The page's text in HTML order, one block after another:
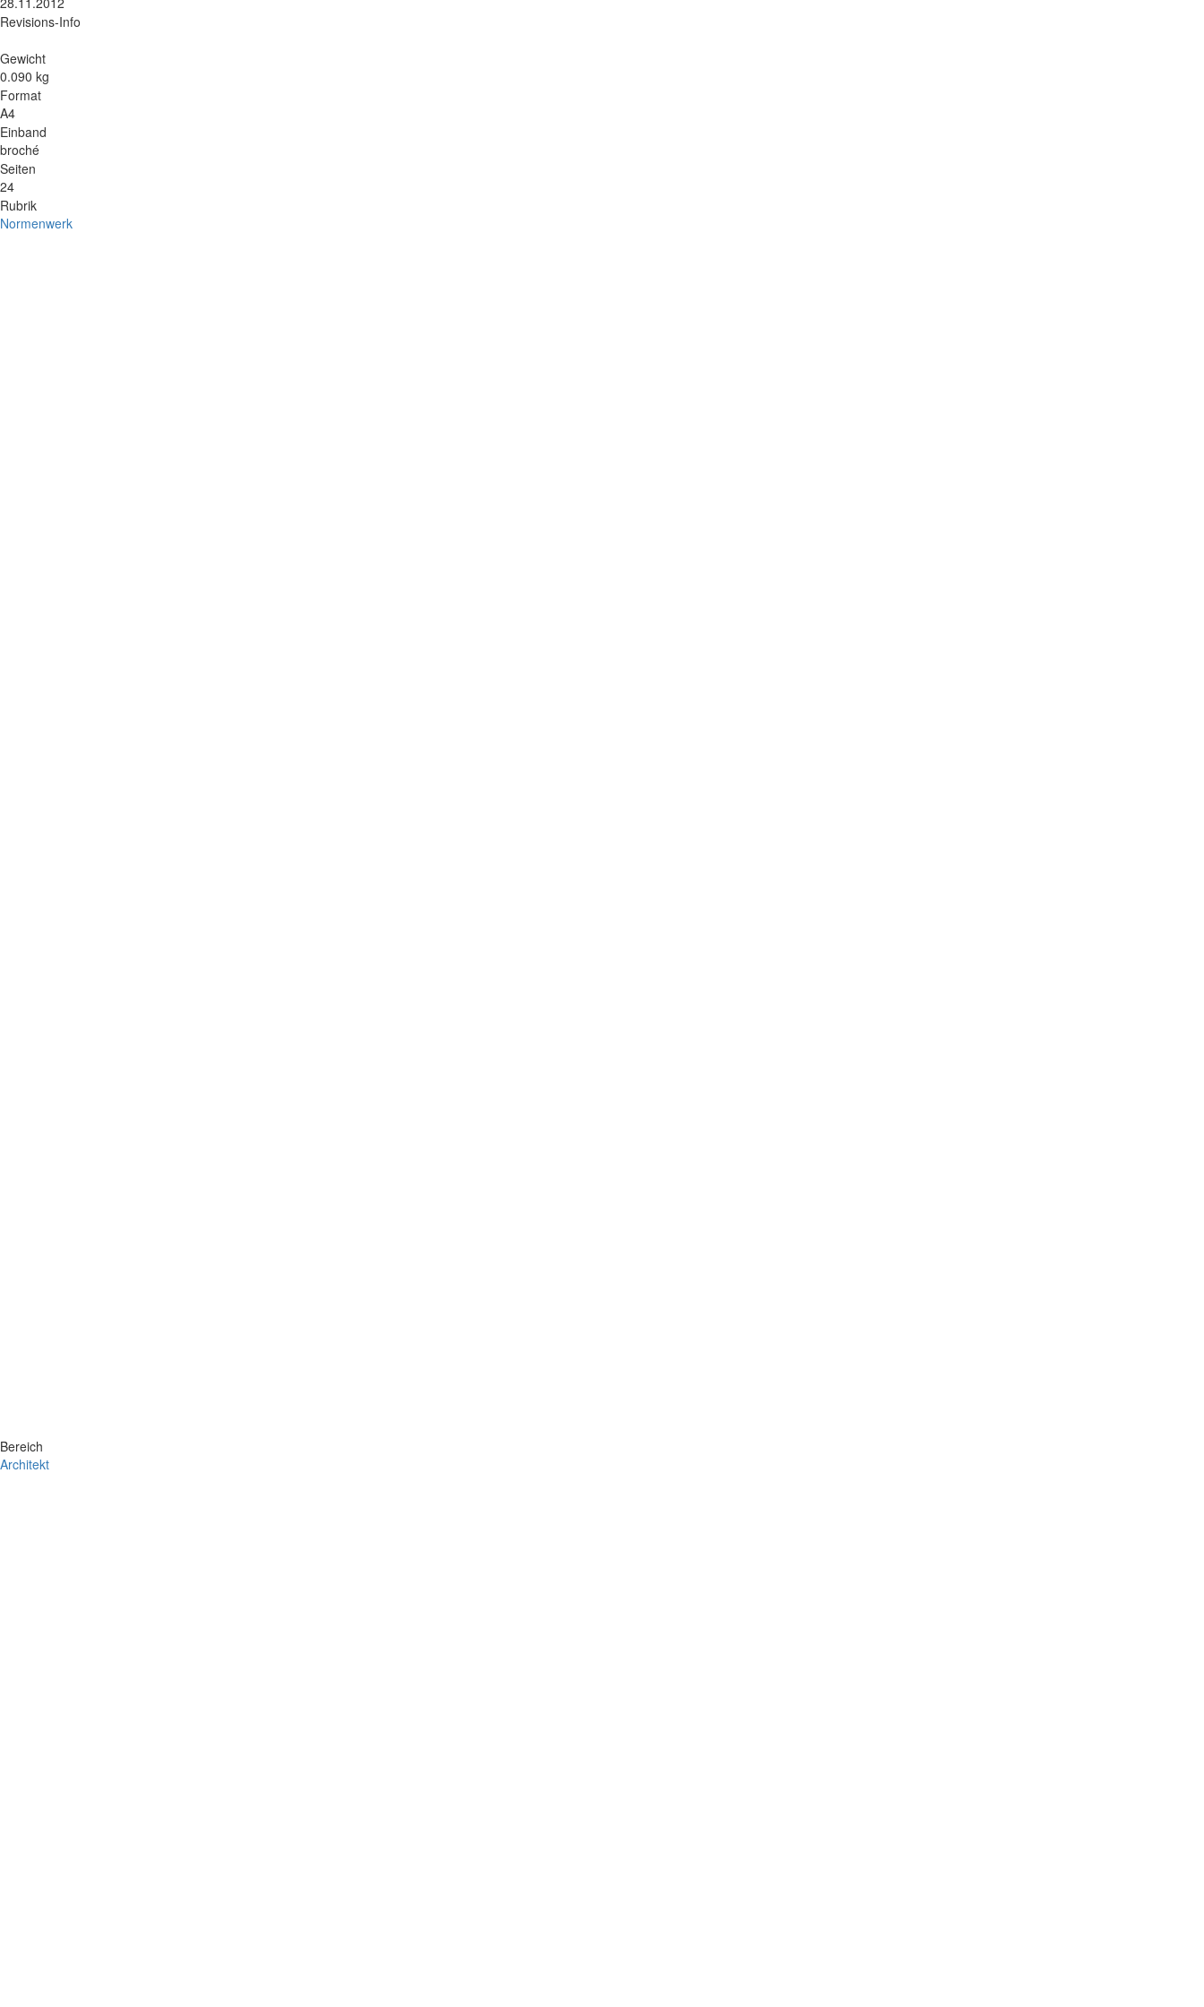
Revisions-Info
Gewicht
0.090 kg
Format
A4
Einband
broché
Seiten
24
Rubrik
Normenwerk
Bereich
Architekt